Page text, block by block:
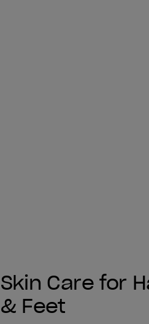
Skin Care for
& Feet